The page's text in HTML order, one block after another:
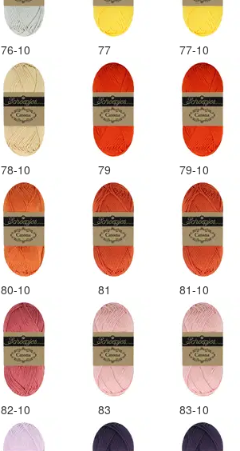
76-10 77 77-10
78-10 79 79-10
80-10 81 81-10
82-10 83 83-10